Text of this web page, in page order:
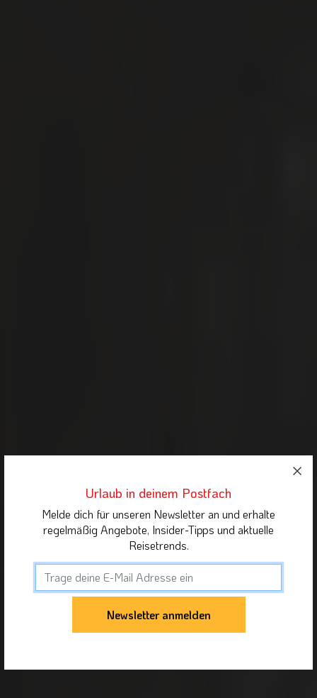
Urlaub in deinem Postfach
Melde dich für unseren Newsletter an und erhalte
regelmäßig Angebote, Insider-Tipps und aktuelle
Reisetrends.